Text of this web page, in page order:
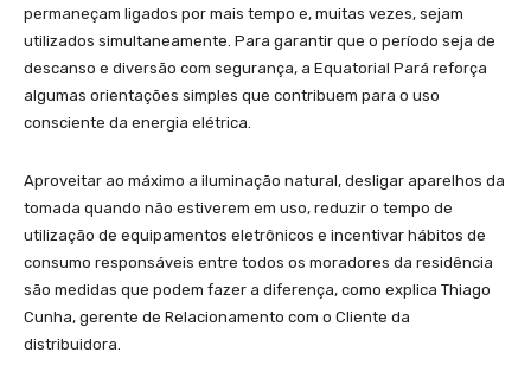
permaneçam ligados por mais tempo e, muitas vezes, sejam
utilizados simultaneamente. Para garantir que o período seja de
descanso e diversão com segurança, a Equatorial Pará reforça
algumas orientações simples que contribuem para o uso
consciente da energia elétrica.
Aproveitar ao máximo a iluminação natural, desligar aparelhos da
tomada quando não estiverem em uso, reduzir o tempo de
utilização de equipamentos eletrônicos e incentivar hábitos de
consumo responsáveis entre todos os moradores da residência
são medidas que podem fazer a diferença, como explica Thiago
Cunha, gerente de Relacionamento com o Cliente da
distribuidora.